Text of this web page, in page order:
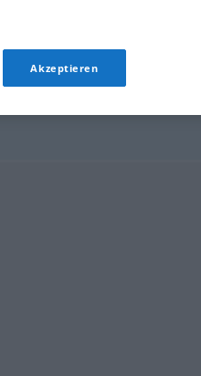
Akzeptieren